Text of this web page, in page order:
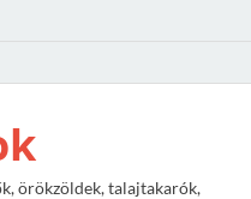
örökzöldek, talajtakarók,